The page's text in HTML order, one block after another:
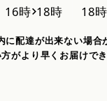
配達が出来ない場合
がより早くお届けで